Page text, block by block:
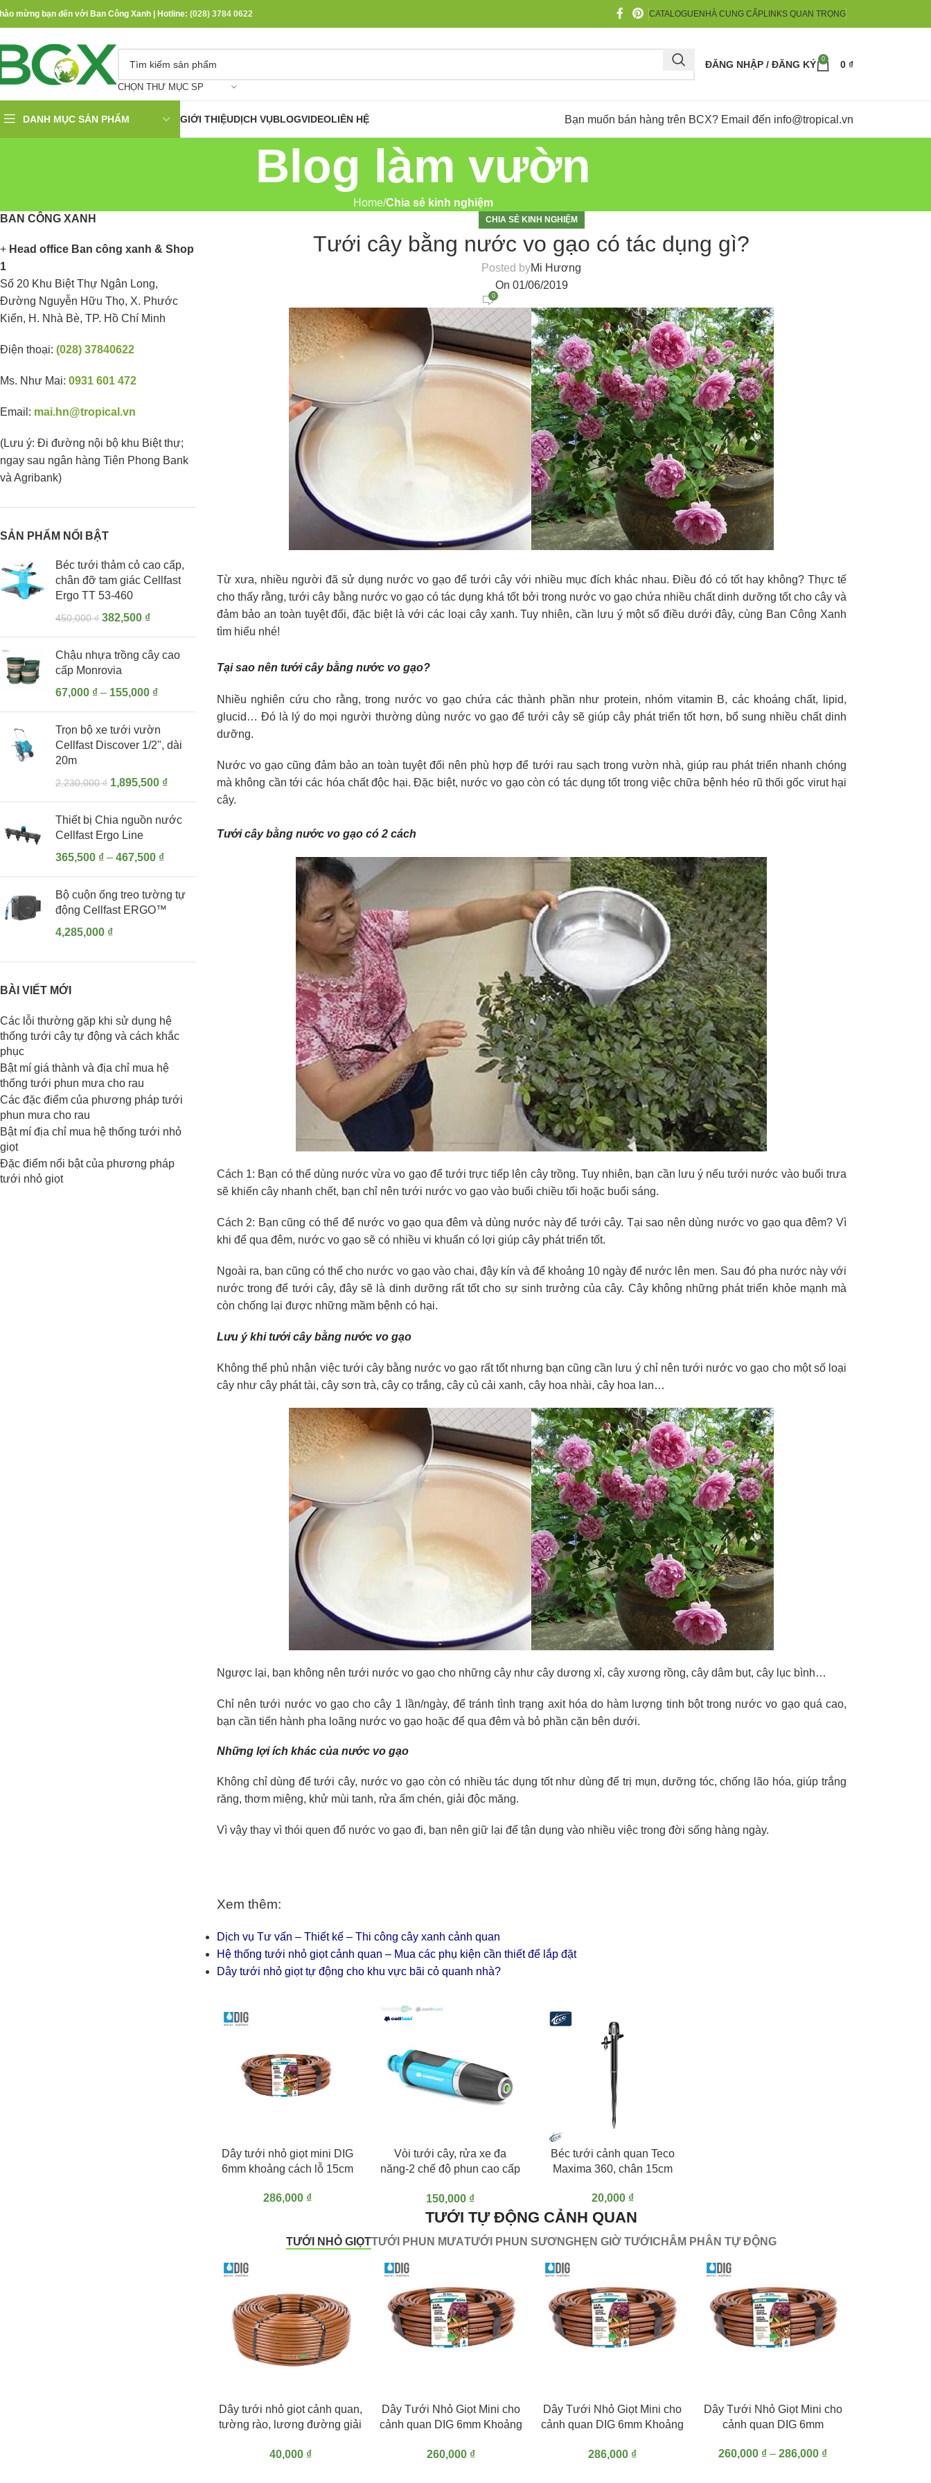
mừng bạn đến với Ban Công Xanh | Hotline: (028) 3784 0622 CATALOGUENHÀ CUNG CẤPLINKS QUAN TRỌNG
CHỌN THƯ MỤC SP
ĐĂNG NHẬP / ĐĂNG KÝ 0 0 ₫
DANH MỤC SẢN PHẨM GIỚI THIỆUDỊCH VỤBLOGVIDEOLIÊN HỆ Bạn muốn bán hàng trên BCX? Email đến info@tropical.vn
Blog làm vườn
Home Chia sẻ kinh nghiệm
BAN CÔNG XANH
+ Head office Ban công xanh & Shop
1
Số 20 Khu Biệt Thự Ngân Long,
Đường Nguyễn Hữu Thọ, X. Phước
Kiển, H. Nhà Bè, TP. Hồ Chí Minh
Điện thoại: (028) 37840622
Ms. Như Mai: 0931 601 472
Email: mai.hn@tropical.vn
(Lưu ý: Đi đường nội bộ khu Biệt thự;
ngay sau ngân hàng Tiên Phong Bank
và Agribank)
SẢN PHẨM NỔI BẬT
Béc tưới thảm cỏ cao cấp,
chân đỡ tam giác Cellfast
Ergo TT 53-460
450,000₫ 382,500 ₫
Chậu nhựa trồng cây cao
cấp Monrovia
67,000 ₫ – 155,000 ₫
Trọn bộ xe tưới vườn
Cellfast Discover 1/2", dài
20m
2,230,000₫ 1,895,500 ₫
Thiết bị Chia nguồn nước
Cellfast Ergo Line
365,500 ₫ – 467,500 ₫
Bộ cuộn ống treo tường tự
động Cellfast ERGO™
4,285,000 ₫
BÀI VIẾT MỚI
Các lỗi thường gặp khi sử dụng hệ
thống tưới cây tự động và cách khắc
phục
Bật mí giá thành và địa chỉ mua hệ
thống tưới phun mưa cho rau
Các đặc điểm của phương pháp tưới
phun mưa cho rau
Bật mí địa chỉ mua hệ thống tưới nhỏ
giọt
Đặc điểm nổi bật của phương pháp
tưới nhỏ giọt
CHIA SẺ KINH NGHIỆM
Tưới cây bằng nước vo gạo có tác dụng gì?
Posted byMi Hương
On 01/06/2019
0
Từ xưa, nhiều người đã sử dụng nước vo gạo để tưới cây với nhiều mục đích khác nhau. Điều đó có tốt hay không? Thực tế
cho thấy rằng, tưới cây bằng nước vo gạo có tác dụng khá tốt bởi trong nước vo gạo chứa nhiều chất dinh dưỡng tốt cho cây và
đảm bảo an toàn tuyệt đối, đặc biệt là với các loại cây xanh. Tuy nhiên, cần lưu ý một số điều dưới đây, cùng Ban Công Xanh
tìm hiểu nhé!
Tại sao nên tưới cây bằng nước vo gạo?
Nhiều nghiên cứu cho rằng, trong nước vo gạo chứa các thành phần như protein, nhóm vitamin B, các khoáng chất, lipid,
glucid… Đó là lý do mọi người thường dùng nước vo gạo để tưới cây sẽ giúp cây phát triển tốt hơn, bổ sung nhiều chất dinh
dưỡng.
Nước vo gạo cũng đảm bảo an toàn tuyệt đối nên phù hợp để tưới rau sạch trong vườn nhà, giúp rau phát triển nhanh chóng
mà không cần tới các hóa chất độc hại. Đặc biệt, nước vo gạo còn có tác dụng tốt trong việc chữa bệnh héo rũ thối gốc virut hại
cây.
Tưới cây bằng nước vo gạo có 2 cách
Cách 1: Bạn có thể dùng nước vừa vo gạo để tưới trực tiếp lên cây trồng. Tuy nhiên, bạn cần lưu ý nếu tưới nước vào buổi trưa
sẽ khiến cây nhanh chết, bạn chỉ nên tưới nước vo gạo vào buổi chiều tối hoặc buổi sáng.
Cách 2: Bạn cũng có thể để nước vo gạo qua đêm và dùng nước này để tưới cây. Tại sao nên dùng nước vo gạo qua đêm? Vì
khi để qua đêm, nước vo gạo sẽ có nhiều vi khuẩn có lợi giúp cây phát triển tốt.
Ngoài ra, bạn cũng có thể cho nước vo gạo vào chai, đậy kín và để khoảng 10 ngày để nước lên men. Sau đó pha nước này với
nước trong để tưới cây, đây sẽ là dinh dưỡng rất tốt cho sự sinh trưởng của cây. Cây không những phát triển khỏe mạnh mà
còn chống lại được những mầm bệnh có hại.
Lưu ý khi tưới cây bằng nước vo gạo
Không thể phủ nhận việc tưới cây bằng nước vo gạo rất tốt nhưng bạn cũng cần lưu ý chỉ nên tưới nước vo gạo cho một số loại
cây như cây phát tài, cây sơn trà, cây cọ trắng, cây củ cải xanh, cây hoa nhài, cây hoa lan…
Ngược lại, bạn không nên tưới nước vo gạo cho những cây như cây dương xỉ, cây xương rồng, cây dâm bụt, cây lục bình…
Chỉ nên tưới nước vo gạo cho cây 1 lần/ngày, để tránh tình trạng axit hóa do hàm lượng tinh bột trong nước vo gạo quá cao,
bạn cần tiến hành pha loãng nước vo gạo hoặc để qua đêm và bỏ phần cặn bên dưới.
Những lợi ích khác của nước vo gạo
Không chỉ dùng để tưới cây, nước vo gạo còn có nhiều tác dụng tốt như dùng để trị mụn, dưỡng tóc, chống lão hóa, giúp trắng
răng, thơm miệng, khử mùi tanh, rửa ấm chén, giải độc măng.
Vì vậy thay vì thói quen đổ nước vo gạo đi, bạn nên giữ lại để tận dụng vào nhiều việc trong đời sống hàng ngày.
Xem thêm:
Dịch vụ Tư vấn – Thiết kế – Thi công cây xanh cảnh quan
Hệ thống tưới nhỏ giọt cảnh quan – Mua các phụ kiện cần thiết để lắp đặt
Dây tưới nhỏ giọt tự động cho khu vực bãi cỏ quanh nhà?
THÊM VÀO GIỎ HÀNG
Dây tưới nhỏ giọt mini DIG
6mm khoảng cách lỗ 15cm
286,000 ₫
THÊM VÀO GIỎ HÀNG
Vòi tưới cây, rửa xe đa
năng-2 chế độ phun cao cấp
150,000 ₫
THÊM VÀO GIỎ HÀNG
Béc tưới cảnh quan Teco
Maxima 360, chân 15cm
20,000 ₫
TƯỚI TỰ ĐỘNG CẢNH QUAN
TƯỚI NHỎ GIỌTTƯỚI PHUN MƯATƯỚI PHUN SƯƠNGHẸN GIỜ TƯỚICHÂM PHÂN TỰ ĐỘNG
THÊM VÀO GIỎ HÀNG
Dây tưới nhỏ giọt cảnh quan,
tường rào, lương đường giải
17mm
40,000 ₫
THÊM VÀO GIỎ HÀNG
Dây Tưới Nhỏ Giọt Mini cho
cảnh quan DIG 6mm Khoảng
260,000 ₫
THÊM VÀO GIỎ HÀNG
Dây Tưới Nhỏ Giọt Mini cho
cảnh quan DIG 6mm Khoảng
286,000 ₫
LỰA CHỌN CÁC TÙY CHỌN
Dây Tưới Nhỏ Giọt Mini cho
cảnh quan DIG 6mm
260,000 ₫ –286,000 ₫